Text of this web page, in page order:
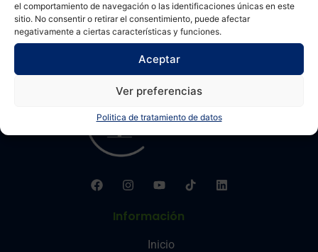
el comportamiento de navegación o las identificaciones únicas en este
sitio. No consentir o retirar el consentimiento, puede afectar
negativamente a ciertas características y funciones.
Aceptar
Ver preferencias
Politica de tratamiento de datos
topografía. En esta primera entrada, exploraremos las
características y beneficios de la Estación Total HTS-
720A, una herramienta revolucionaria que está
Información
Inicio